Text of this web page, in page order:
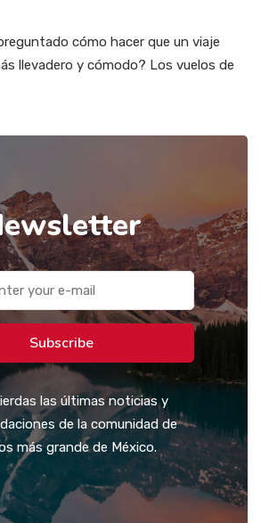
cómo hacer que un viaje
llevadero y cómodo? Los vuelos de
Subscribe
las últimas noticias y
de la comunidad de
más grande de México.